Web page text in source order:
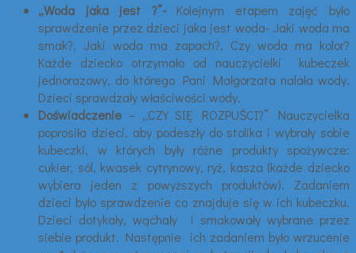
„Woda jaka jest ?”- Kolejnym etapem zajęć było
sprawdzenie przez dzieci jaka jest woda- Jaki woda ma
smak?, Jaki woda ma zapach?, Czy woda ma kolor?
Każde dziecko otrzymało od nauczycielki kubeczek
jednorazowy, do którego Pani Małgorzata nalała wody.
Dzieci sprawdzały właściwości wody.
Doświadczenie – ,,CZY SIĘ ROZPUŚCI?” Nauczycielka
poprosiła dzieci, aby podeszły do stolika i wybrały sobie
kubeczki, w których były różne produkty spożywcze:
cukier, sól, kwasek cytrynowy, ryż, kasza (każde dziecko
wybiera jeden z powyższych produktów). Zadaniem
dzieci było sprawdzenie co znajduje się w ich kubeczku.
Dzieci dotykały, wąchały i smakowały wybrane przez
siebie produkt. Następnie ich zadaniem było wrzucenie